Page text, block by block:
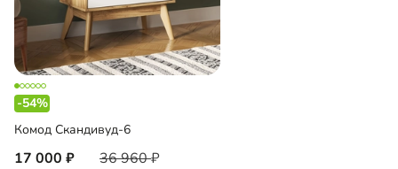
-54%
Комод Скандивуд-6
17 000 36 960